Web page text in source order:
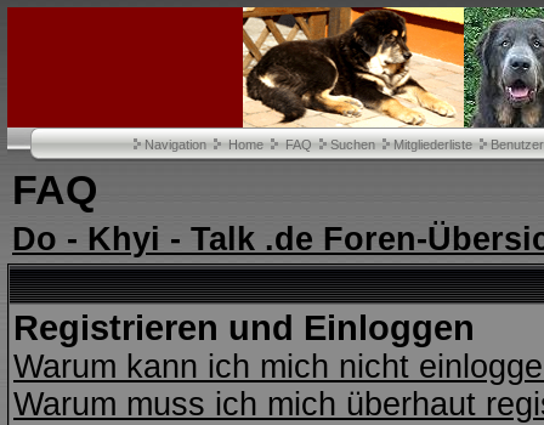
Navigation Home FAQ Suchen Mitgliederliste
FAQ
Do - Khyi - Talk .de Foren-
Registrieren und Einloggen
Warum kann ich mich nicht
Warum muss ich mich überhaut